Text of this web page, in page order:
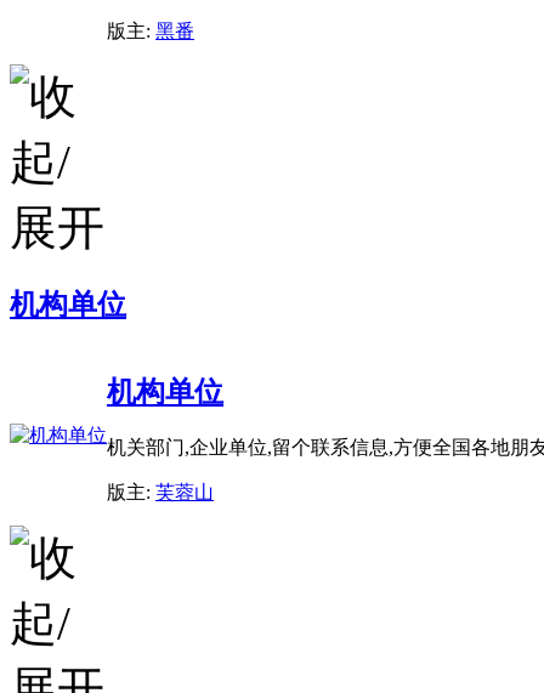
版主: 黑番
机构单位
机构单位
机关部门,企业单位,留个联系信息,方便全国各地朋
版主: 芙蓉山